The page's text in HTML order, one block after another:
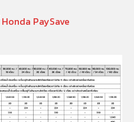
Honda PaySave